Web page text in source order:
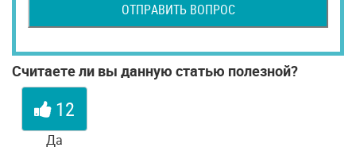
ОТПРАВИТЬ ВОПРОС
Считаете ли вы данную статью полезной?
12
Да